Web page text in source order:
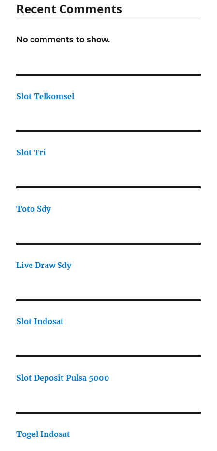
Recent Comments
No comments to show.
Slot Telkomsel
Slot Tri
Toto Sdy
Live Draw Sdy
Slot Indosat
Slot Deposit Pulsa 5000
Togel Indosat